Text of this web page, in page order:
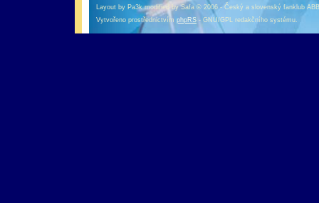
Layout by Pa3k modified by Safa © 2006 - Český a slovenský fanklub
Vytvořeno prostřednictvím phpRS - GNU/GPL redakčního systému.